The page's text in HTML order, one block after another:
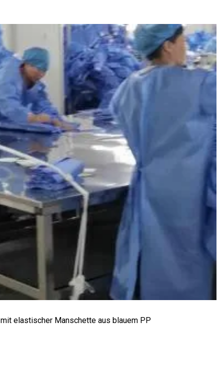
elastischer Manschette aus blauem PP